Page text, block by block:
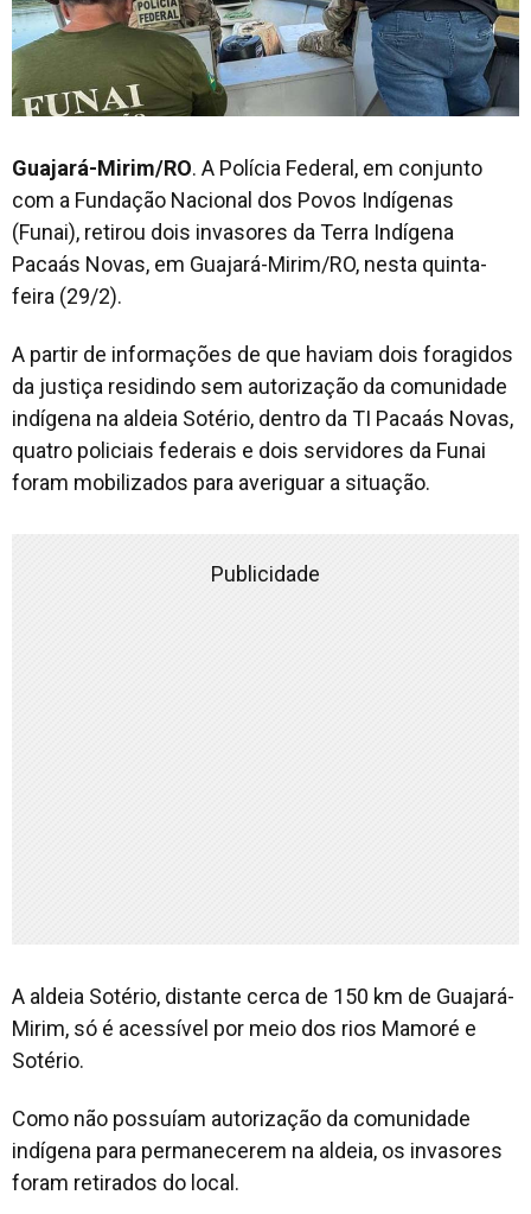
Guajará-Mirim/RO. A Polícia Federal, em conjunto
com a Fundação Nacional dos Povos Indígenas
(Funai), retirou dois invasores da Terra Indígena
Pacaás Novas, em Guajará-Mirim/RO, nesta quinta-
feira (29/2).
A partir de informações de que haviam dois foragidos
da justiça residindo sem autorização da comunidade
indígena na aldeia Sotério, dentro da TI Pacaás Novas,
quatro policiais federais e dois servidores da Funai
foram mobilizados para averiguar a situação.
Publicidade
A aldeia Sotério, distante cerca de 150 km de Guajará-
Mirim, só é acessível por meio dos rios Mamoré e
Sotério.
Como não possuíam autorização da comunidade
indígena para permanecerem na aldeia, os invasores
foram retirados do local.